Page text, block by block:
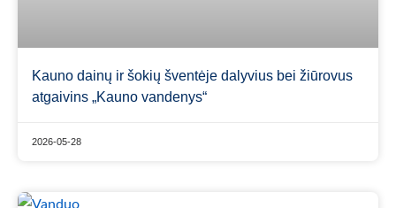
Kauno dainų ir šokių šventėje dalyvius bei žiūrovus
atgaivins „Kauno vandenys“
2026-05-28